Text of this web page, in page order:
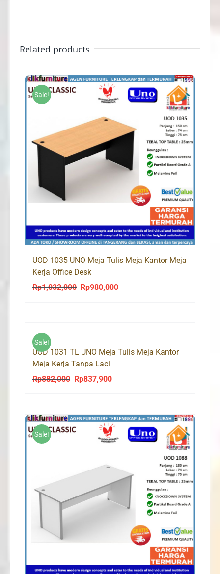
Related products
Sale!
UOD 1035 UNO Meja Tulis Meja Kantor Meja
Kerja Office Desk
Rp1,032,000
Original
Rp980,000Current
Sale!
UOD 1031 TL UNO Meja Tulis Meja Kantor
Meja Kerja Tanpa Laci
Rp882,000
Original
Rp882,000.
Rp837,900Current
Rp837,900.
Sale!